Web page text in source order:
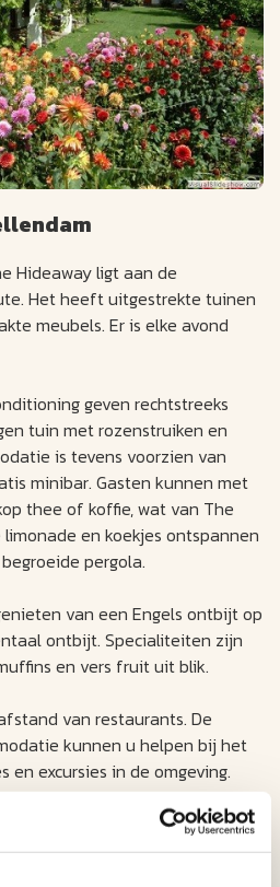
Hideaway ligt aan de
Het heeft uitgestrekte tuinen
meubels. Er is elke avond
geven rechtstreeks
tuin met rozenstruiken en
is tevens voorzien van
minibar. Gasten kunnen met
thee of koffie, wat van The
en koekjes ontspannen
pergola.
van een Engels ontbijt op
ontbijt. Specialiteiten zijn
en vers fruit uit blik.
van restaurants. De
kunnen u helpen bij het
en excursies in de omgeving.
op 5 km van nationaal park
Kaapstad.